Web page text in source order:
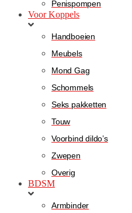
Penispompen
Voor Koppels
Handboeien
Meubels
Mond Gag
Schommels
Seks pakketten
Touw
Voorbind dildo’s
Zwepen
Overig
BDSM
Armbinder